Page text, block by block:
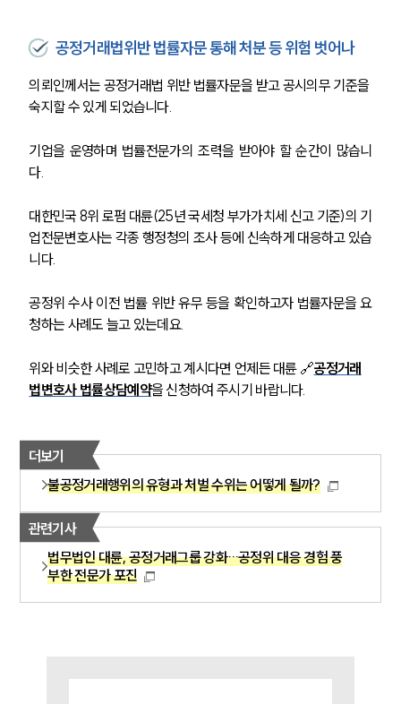
AI대륜
업무사례
주요 업무사례
사례분석/최신동향
고객후기
공정거래그룹 업무
구성원 소개
소식/자료
언론보도
법률 블로그
법률서식
뉴스레터/브로슈어
세미나
공정거래법위반 법률자문 통해 처분 등 위험 벗어나
의뢰인께서는 공정거래법 위반 법률자문을 받고 공시의무 기준을
숙지할 수 있게 되었습니다.
기업을 운영하며 법률전문가의 조력을 받아야 할 순간이 많습니
다.
대한민국 8위 로펌 대륜(25년 국세청 부가가치세 신고 기준)의 기
업전문변호사는 각종 행정청의 조사 등에 신속하게 대응하고 있습
니다.
공정위 수사 이전 법률 위반 유무 등을 확인하고자 법률자문을 요
청하는 사례도 늘고 있는데요.
위와 비슷한 사례로 고민하고 계시다면 언제든 대륜 🔗공정거래
법변호사 법률상담예약을 신청하여 주시기 바랍니다.
더보기
불공정거래행위의 유형과 처벌 수위는 어떻게 될까?
관련기사
법무법인 대륜, 공정거래그룹 강화…공정위 대응 경험 풍
부한 전문가 포진